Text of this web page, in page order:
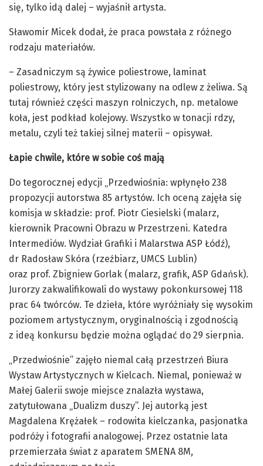
się, tylko idą dalej – wyjaśnił artysta.
Sławomir Micek dodał, że praca powstała z różnego
rodzaju materiałów.
– Zasadniczym są żywice poliestrowe, laminat
poliestrowy, który jest stylizowany na odlew z żeliwa. Są
tutaj również części maszyn rolniczych, np. metalowe
koła, jest podkład kolejowy. Wszystko w tonacji rdzy,
metalu, czyli też takiej silnej materii – opisywał.
Łapie chwile, które w sobie coś mają
Do tegorocznej edycji „Przedwiośnia: wpłynęło 238
propozycji autorstwa 85 artystów. Ich oceną zajęła się
komisja w składzie: prof. Piotr Ciesielski (malarz,
kierownik Pracowni Obrazu w Przestrzeni. Katedra
Intermediów. Wydział Grafiki i Malarstwa ASP Łódź),
dr Radosław Skóra (rzeźbiarz, UMCS Lublin)
oraz prof. Zbigniew Gorlak (malarz, grafik, ASP Gdańsk).
Jurorzy zakwalifikowali do wystawy pokonkursowej 118
prac 64 twórców. Te dzieła, które wyróżniały się wysokim
poziomem artystycznym, oryginalnością i zgodnością
z ideą konkursu będzie można oglądać do 29 sierpnia.
„Przedwiośnie” zajęło niemal całą przestrzeń Biura
Wystaw Artystycznych w Kielcach. Niemal, ponieważ w
Małej Galerii swoje miejsce znalazła wystawa,
zatytułowana „Dualizm duszy”. Jej autorką jest
Magdalena Krężałek – rodowita kielczanka, pasjonatka
podróży i fotografii analogowej. Przez ostatnie lata
przemierzała świat z aparatem SMENA 8M,